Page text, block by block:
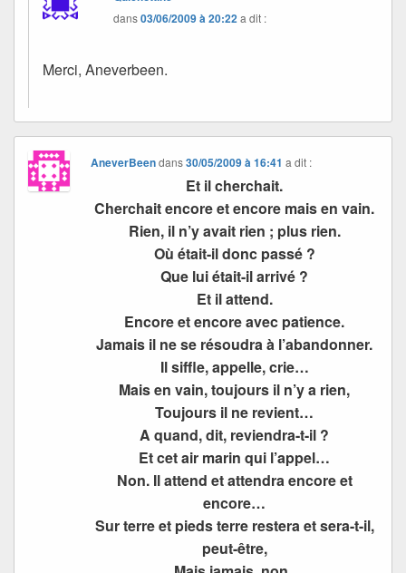
dans03/06/2009 à 20:22 a dit :
Merci, Aneverbeen.
AneverBeendans30/05/2009 à 16:41 a dit :
Et il cherchait.
Cherchait encore et encore mais en vain.
Rien, il n’y avait rien ; plus rien.
Où était-il donc passé ?
Que lui était-il arrivé ?
Et il attend.
Encore et encore avec patience.
Jamais il ne se résoudra à l’abandonner.
Il siffle, appelle, crie…
Mais en vain, toujours il n’y a rien,
Toujours il ne revient…
A quand, dit, reviendra-t-il ?
Et cet air marin qui l’appel…
Non. Il attend et attendra encore et
encore…
Sur terre et pieds terre restera et sera-t-il,
peut-être,